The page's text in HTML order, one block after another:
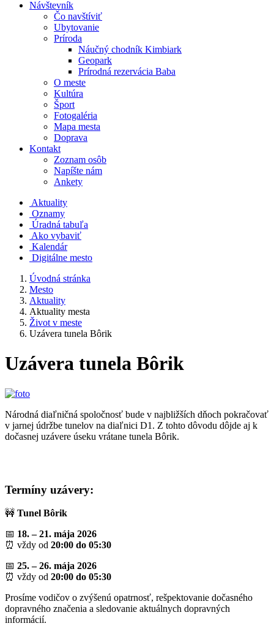
Návštevník
Čo navštíviť
Ubytovanie
Príroda
Náučný chodník Kimbiark
Geopark
Prírodná rezervácia Baba
O meste
Kultúra
Šport
Fotogaléria
Mapa mesta
Doprava
Kontakt
Zoznam osôb
Napíšte nám
Ankety
Aktuality
Oznamy
Úradná tabuľa
Ako vybaviť
Kalendár
Digitálne mesto
Úvodná stránka
Mesto
Aktuality
Aktuality mesta
Život v meste
Uzávera tunela Bôrik
Uzávera tunela Bôrik
Národná diaľničná spoločnosť bude v najbližších dňoch pokračovať
v jarnej údržbe tunelov na diaľnici D1. Z tohto dôvodu dôjde aj k
dočasnej uzávere úseku vrátane tunela Bôrik.
Termíny uzávery:
🚧 Tunel Bôrik
📅 18. – 21. mája 2026
⏰ vždy od 20:00 do 05:30
📅 25. – 26. mája 2026
⏰ vždy od 20:00 do 05:30
Prosíme vodičov o zvýšenú opatrnosť, rešpektovanie dočasného
dopravného značenia a sledovanie aktuálnych dopravných
informácií.